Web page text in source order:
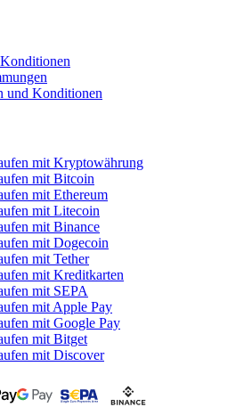
und Konditionen
mit Kryptowährung
mit Bitcoin
mit Ethereum
mit Litecoin
mit Binance
mit Dogecoin
mit Tether
mit Kreditkarten
mit SEPA
mit Apple Pay
mit Google Pay
mit Bitget
mit Discover